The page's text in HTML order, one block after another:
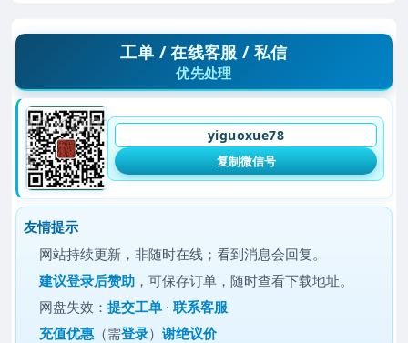
工单 / 在线客服 / 私信
优先处理
yiguoxue78
复制微信号
友情提示
网站持续更新，非随时在线；看到消息会回复。
建议登录后赞助 ，可保存订单，随时查看下载地址。
网盘失效：提交工单 ·联系客服
充值优惠 （需登录）谢绝议价